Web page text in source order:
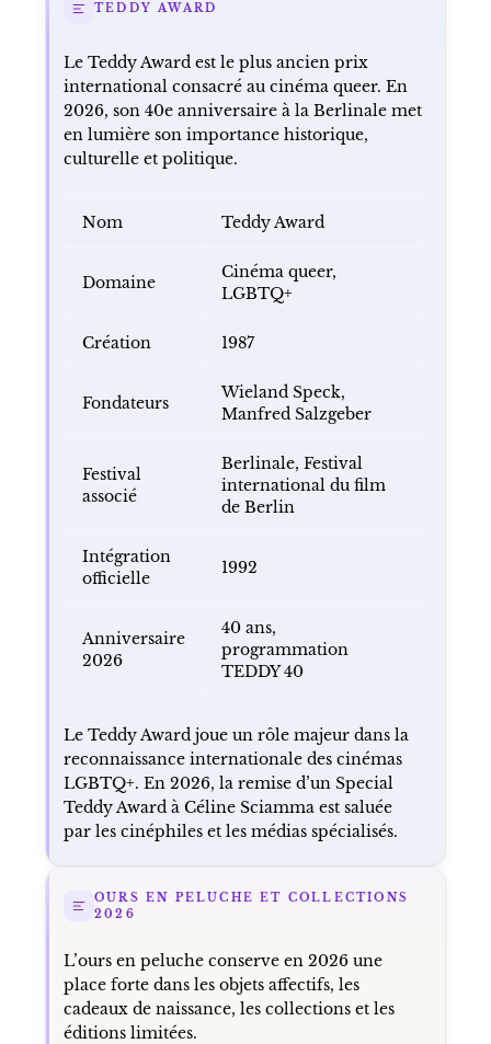
TEDDY AWARD
Le Teddy Award est le plus ancien prix
international consacré au cinéma queer. En
2026, son 40e anniversaire à la Berlinale met
en lumière son importance historique,
culturelle et politique.
Nom Teddy Award
Domaine
Cinéma queer,
LGBTQ+
Création 1987
Fondateurs
Wieland Speck,
Manfred Salzgeber
Festival
associé
Berlinale, Festival
international du film
de Berlin
Intégration
officielle
1992
Anniversaire
2026
40 ans,
programmation
TEDDY 40
Le Teddy Award joue un rôle majeur dans la
reconnaissance internationale des cinémas
LGBTQ+. En 2026, la remise d’un Special
Teddy Award à Céline Sciamma est saluée
par les cinéphiles et les médias spécialisés.
OURS EN PELUCHE ET COLLECTIONS
2026
L’ours en peluche conserve en 2026 une
place forte dans les objets affectifs, les
cadeaux de naissance, les collections et les
éditions limitées.